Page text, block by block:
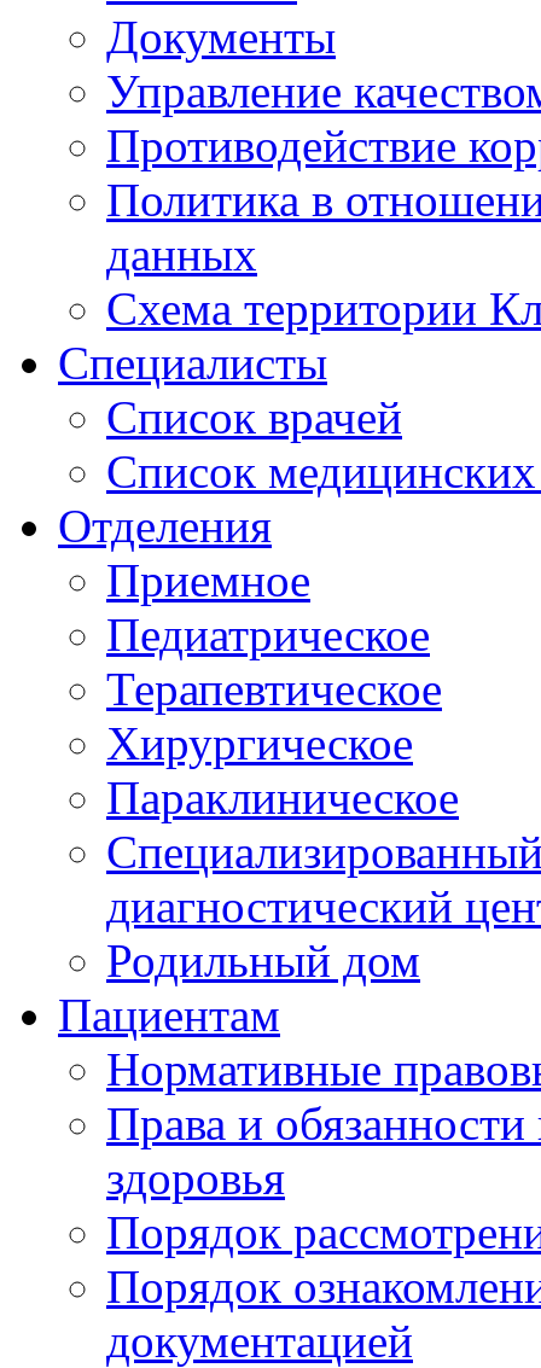
Документы
Управление
Противодействие
Политика в
данных
Схема территории
Специалисты
Список врачей
Список медицинских
Отделения
Приемное
Педиатрическое
Терапевтическое
Хирургическое
Параклиническое
диагностический
Родильный дом
Пациентам
Нормативные
Права и
здоровья
Порядок
Порядок
документацией